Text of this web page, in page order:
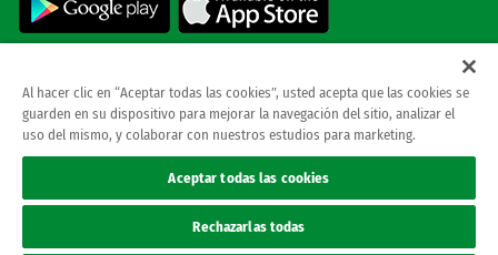
© REAL BETIS BALOMPIE.esta página web es la única oficial del real betis balompie.
todos los derechos reservados.
Al hacer clic en “Aceptar todas las cookies”, usted acepta que las cookies se
guarden en su dispositivo para mejorar la navegación del sitio, analizar el
uso del mismo, y colaborar con nuestros estudios para marketing.
Aceptar todas las cookies
Rechazarlas todas